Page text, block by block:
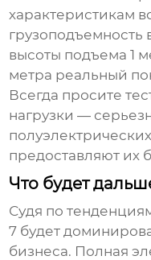
характеристикам
грузоподъемность
высоты подъема 1
метра реальный
Всегда просите
нагрузки —
предоставляют их
Что будет
Судя по
7 будет
бизнеса. Полная